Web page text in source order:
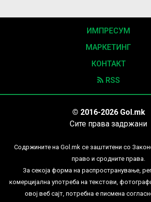
ИМПРЕСУМ
МАРКЕТИНГ
КОНТАКТ
RSS
© 2016-2026 Gol.mk
Сите права задржани
Содржините на Gol.mk се заштитени со
право и сродните права.
За секоја форма на распространување,
комерцијална употреба на текстови,
овој веб сајт, потребна е писмена